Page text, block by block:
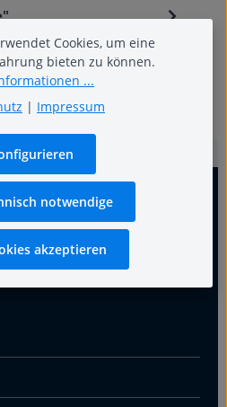
Cookies, um eine
bieten zu können.
...
| Impressum
notwendige
akzeptieren